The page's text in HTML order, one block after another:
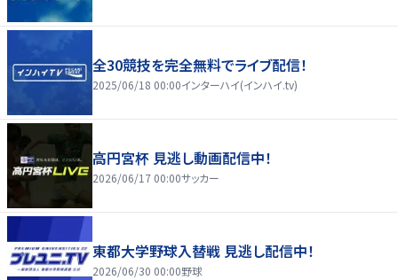
全30競技を完全無料でライブ配信！
2025/06/18 00:00インターハイ(インハイ.tv)
高円宮杯 見逃し動画配信中！
2026/06/17 00:00サッカー
東都大学野球入替戦 見逃し配信中！
2026/06/30 00:00野球